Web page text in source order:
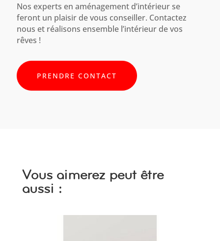
Nos experts en aménagement d’intérieur se
feront un plaisir de vous conseiller. Contactez
nous et réalisons ensemble l’intérieur de vos
rêves !
PRENDRE CONTACT
Vous aimerez peut être
aussi :